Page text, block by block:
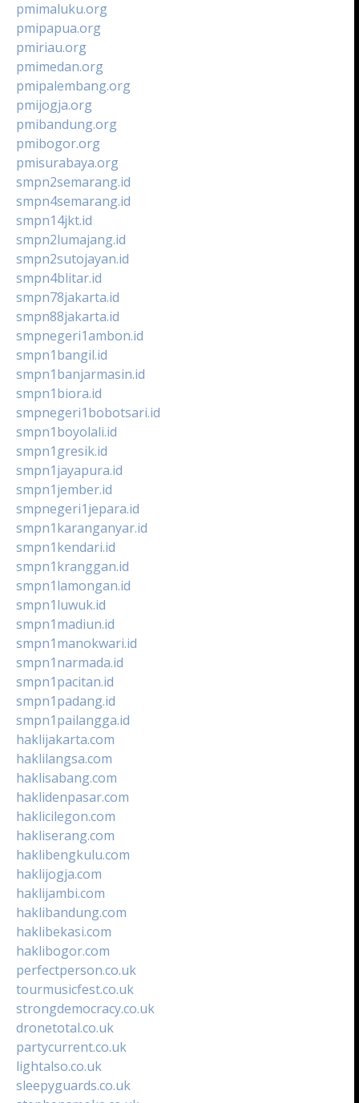
pmimaluku.org
pmipapua.org
pmiriau.org
pmimedan.org
pmipalembang.org
pmijogja.org
pmibandung.org
pmibogor.org
pmisurabaya.org
smpn2semarang.id
smpn4semarang.id
smpn14jkt.id
smpn2lumajang.id
smpn2sutojayan.id
smpn4blitar.id
smpn78jakarta.id
smpn88jakarta.id
smpnegeri1ambon.id
smpn1bangil.id
smpn1banjarmasin.id
smpn1biora.id
smpnegeri1bobotsari.id
smpn1boyolali.id
smpn1gresik.id
smpn1jayapura.id
smpn1jember.id
smpnegeri1jepara.id
smpn1karanganyar.id
smpn1kendari.id
smpn1kranggan.id
smpn1lamongan.id
smpn1luwuk.id
smpn1madiun.id
smpn1manokwari.id
smpn1narmada.id
smpn1pacitan.id
smpn1padang.id
smpn1pailangga.id
haklijakarta.com
haklilangsa.com
haklisabang.com
haklidenpasar.com
haklicilegon.com
hakliserang.com
haklibengkulu.com
haklijogja.com
haklijambi.com
haklibandung.com
haklibekasi.com
haklibogor.com
perfectperson.co.uk
tourmusicfest.co.uk
strongdemocracy.co.uk
dronetotal.co.uk
partycurrent.co.uk
lightalso.co.uk
sleepyguards.co.uk